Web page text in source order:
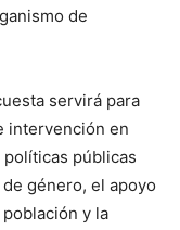
de
servirá para
intervención en
públicas
género, el apoyo
y la